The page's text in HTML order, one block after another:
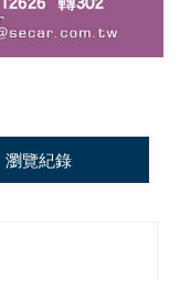
瀏覽紀錄